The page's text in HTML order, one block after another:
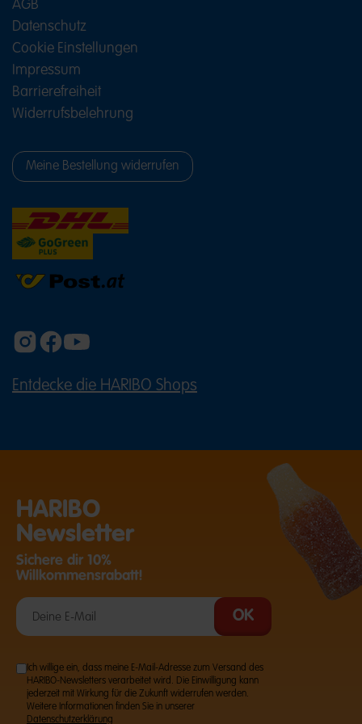
AGB
Datenschutz
Cookie Einstellungen
Impressum
Barrierefreiheit
Widerrufsbelehrung
Meine Bestellung widerrufen
Entdecke die HARIBO Shops
HARIBO
Newsletter
Sichere dir 10%
Willkommensrabatt!
Ich willige ein, dass meine E-Mail-Adresse zum Versand des
HARIBO-Newsletters verarbeitet wird. Die Einwilligung kann
jederzeit mit Wirkung für die Zukunft widerrufen werden.
Weitere Informationen finden Sie in unserer
Datenschutzerklärung